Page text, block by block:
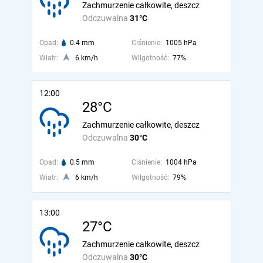
Odczuwalna 31°C
Zachmurzenie całkowite, deszcz
Opad: 0.4 mm Ciśnienie: 1005 hPa
Wiatr:
6 km/h Wilgotność: 77%
12:00
28°C
Odczuwalna 30°C
Zachmurzenie całkowite, deszcz
Opad: 0.5 mm Ciśnienie: 1004 hPa
Wiatr:
6 km/h Wilgotność: 79%
13:00
27°C
Odczuwalna 30°C
Zachmurzenie całkowite, deszcz